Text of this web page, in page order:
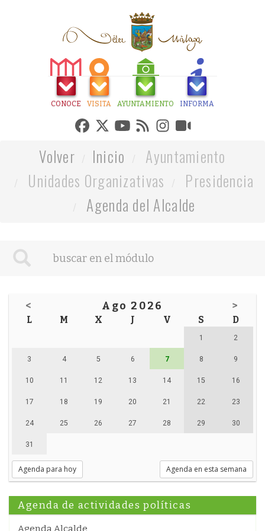
CONOCE VISITA AYUNTAMIENTO INFORMA
Volver Inicio
Ayuntamiento
Unidades Organizativas
Presidencia
Agenda del Alcalde
< Ago 2026 >
L M X J V S D
1 2
3 4 5 6 7 8 9
10 11 12 13 14 15 16
17 18 19 20 21 22 23
24 25 26 27 28 29 30
31
Agenda para hoy Agenda en esta semana
Agenda de actividades políticas
Agenda Alcalde